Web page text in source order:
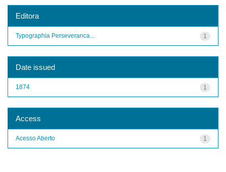
Editora
1
Typographia Perseveranca...
Date issued
1
1874
Access
1
Acesso Aberto